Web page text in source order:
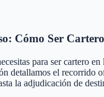
Cómo Ser
para ser cartero
detallamos el recorrido
la adjudicación de